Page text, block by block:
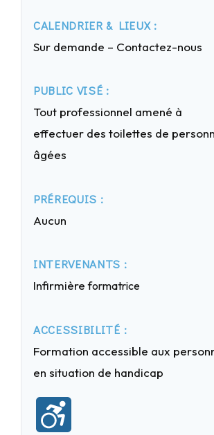
CALENDRIER & LIEUX :
Sur demande – Contactez-nous
PUBLIC VISÉ :
Tout professionnel amené à
effectuer des toilettes de
âgées
PRÉREQUIS :
Aucun
INTERVENANTS :
Infirmièreformatrice
ACCESSIBILITÉ :
Formation accessible aux
en situation de handicap